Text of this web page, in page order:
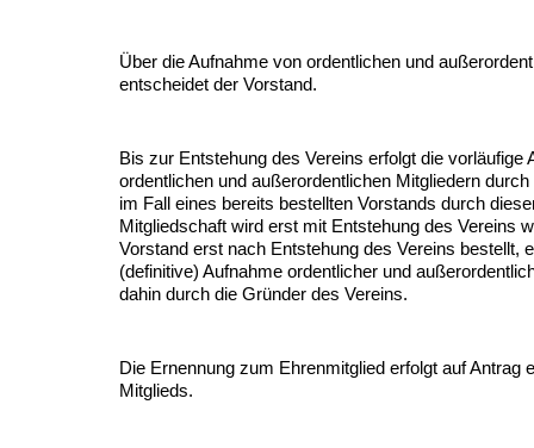
Über die Aufnahme von ordentlichen und
entscheidet der Vorstand.
Bis zur Entstehung des Vereins erfolgt die vorläufige
ordentlichen und außerordentlichen Mitgliedern durch
im Fall eines bereits bestellten Vorstands durch
Mitgliedschaft wird erst mit Entstehung des Vereins
Vorstand erst nach Entstehung des Vereins bestellt,
(definitive) Aufnahme ordentlicher und
dahin durch die Gründer des Vereins.
Die Ernennung zum Ehrenmitglied erfolgt auf Antrag
Mitglieds.